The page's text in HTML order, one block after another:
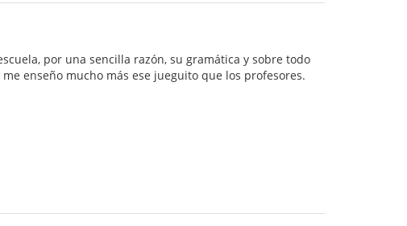
por una sencilla razón, su gramática y sobre todo
enseño mucho más ese jueguito que los profesores.